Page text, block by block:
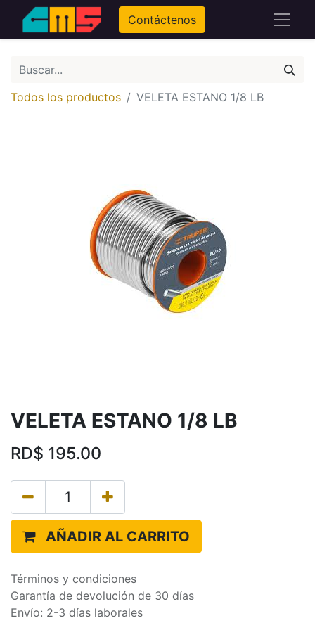
Contáctenos
Todos los productos VELETA ESTANO 1/8 LB
VELETA ESTANO 1/8 LB
RD$ 195.00
AÑADIR AL CARRITO
Términos y condiciones
Garantía de devolución de 30 días
Envío: 2-3 días laborales